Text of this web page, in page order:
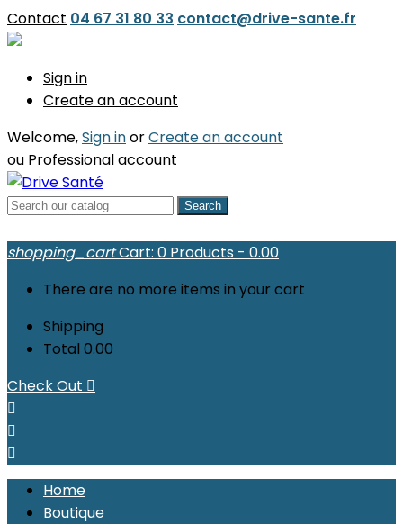
Contact 04 67 31 80 33 contact@drive-sante.fr
Sign in
Create an account
Welcome,Sign inorCreate an account
ou Professional account
Search
shopping_cartCart: 0 Products - 0.00
There are no more items in your cart
Shipping
Total 0.00
Check Out 



Home
Boutique